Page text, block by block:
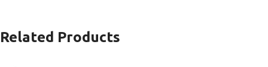
Related Products